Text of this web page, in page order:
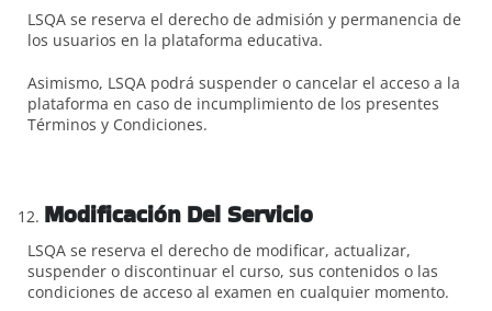
LSQA se reserva el derecho de admisión y permanencia de
los usuarios en la plataforma educativa.
Asimismo, LSQA podrá suspender o cancelar el acceso a la
plataforma en caso de incumplimiento de los presentes
Términos y Condiciones.
Modificación Del Servicio
LSQA se reserva el derecho de modificar, actualizar,
suspender o discontinuar el curso, sus contenidos o las
condiciones de acceso al examen en cualquier momento.